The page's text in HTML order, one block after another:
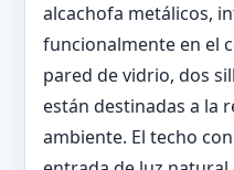
alcachofa metálicos,
funcionalmente en el
pared de vidrio, dos
están destinadas a la
ambiente. El techo